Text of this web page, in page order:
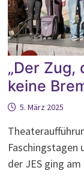
„Der Zug,
keine
5. März 2025
Faschingstagen
der JES ging